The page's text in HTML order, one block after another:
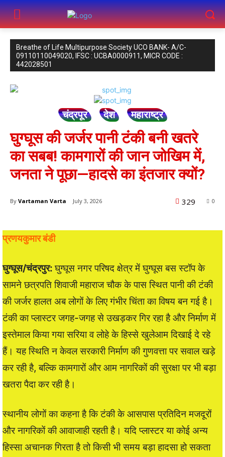
Breathe of Life Multipurpose Society UCO BANK- A/C-
09110110049020, IFSC : UCBA0000911, MICR CODE :
442028501
चंद्रपूर देश महाराष्ट्र
घुग्घूस की जर्जर पानी टंकी बनी खतरे
का सबब! कामगारों की जान जोखिम में,
जनता ने पूछा—हादसे का इंतजार क्यों?
By Vartaman Varta July 3, 2026 0
329
प्रणयकुमार बंडी
घुग्घूस/चंद्रपुर:घुग्घूस नगर परिषद क्षेत्र में घुग्घूस बस स्टॉप के
सामने छत्रपति शिवाजी महाराज चौक के पास स्थित पानी की टंकी
की जर्जर हालत अब लोगों के लिए गंभीर चिंता का विषय बन गई है।
टंकी का प्लास्टर जगह-जगह से उखड़कर गिर रहा है और निर्माण में
इस्तेमाल किया गया सरिया व लोहे के हिस्से खुलेआम दिखाई दे रहे
हैं। यह स्थिति न केवल सरकारी निर्माण की गुणवत्ता पर सवाल खड़े
कर रही है, बल्कि कामगारों और आम नागरिकों की सुरक्षा पर भी बड़ा
खतरा पैदा कर रही है।
स्थानीय लोगों का कहना है कि टंकी के आसपास प्रतिदिन मजदूरों
और नागरिकों की आवाजाही रहती है। यदि प्लास्टर या कोई अन्य
हिस्सा अचानक गिरता है तो किसी भी समय बड़ा हादसा हो सकता